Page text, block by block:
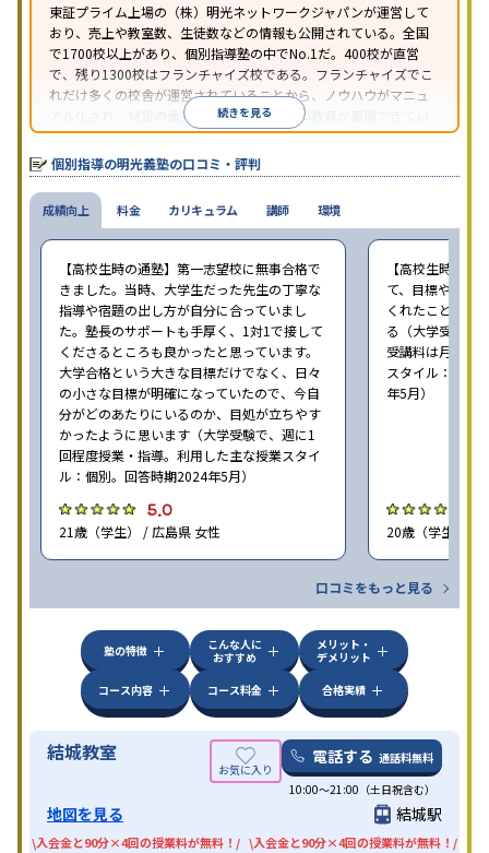
※2023年3月調査。小学校高学年の個別指導塾アンケート調査方法を参
東証プライム上場の（株）明光ネットワークジャパンが運営して
おり、売上や教室数、生徒数などの情報も公開されている。全国
で1700校以上があり、個別指導塾の中でNo.1だ。400校が直営
で、残り1300校はフランチャイズ校である。フランチャイズでこ
れだけ多くの校舎が運営されていることから、ノウハウがマニュ
アル化され、特定の優秀な人材に依存しない教育が実現できてい
ることが推測される。
続きを見る
個別指導の明光義塾の口コミ・評判
成績向上
【高校生時の通塾】第一志望校に無事合格で
きました。当時、大学生だった先生の丁寧な
指導や宿題の出し方が自分に合っていまし
た。塾長のサポートも手厚く、1対1で接して
くださるところも良かったと思っています。
大学合格という大きな目標だけでなく、日々
の小さな目標が明確になっていたので、今自
分がどのあたりにいるのか、目処が立ちやす
かったように思います（大学受験で、週に1
回程度授業・指導。利用した主な授業スタイ
ル：個別。回答時期2024年5月）
5.0
21歳（学生） / 広島県 女性
【高校生時の通
て、目標や勉強
くれたことが、
る（大学受験で
受講料は月
スタイル：個別
年5月）
20歳（学生） /
口コミをもっと見る
料金 カリキュラム 講師 環境
塾の特徴
こんな人に
おすすめ
メリット・
デメリット
コース内容
コース料金 合格実績
結城教室 電話する 通話料無料
10:00〜21:00（土日祝含む）
地図を見る 結城駅
\入会金と90分×4回の授業料が無料！/ \入会金と90分×4回の授業料が無料！/